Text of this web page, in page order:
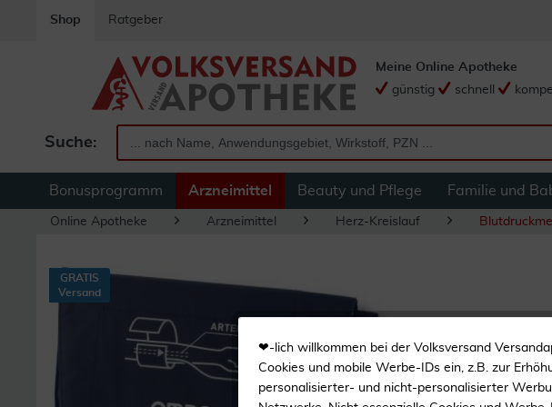
Shop Ratgeber
Suche:
Meine Online Apotheke
günstig
schnell
Bonusprogramm Arzneimittel Beauty und Pflege Familie und
Online Apotheke Arzneimittel Herz-Kreislauf
GRATIS
Versand
❤-lich willkommen bei der Volksversand
Cookies und mobile Werbe-IDs ein, z.B. zur
personalisierter- und nicht-personalisierter